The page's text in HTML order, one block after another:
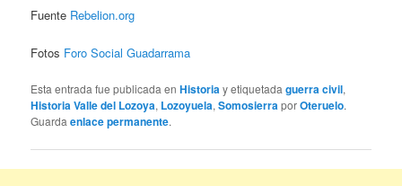
Fuente Rebelion.org
Fotos Foro Social Guadarrama
Esta entrada fue publicada enHistoriay etiquetadaguerra civil,
Historia Valle del Lozoya, Lozoyuela,SomosierraporOteruelo.
Guardaenlace permanente.